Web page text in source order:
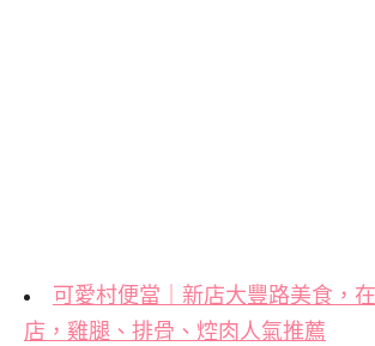
可愛村便當｜新店大豐路美食，
店，雞腿、排骨、焢肉人氣推薦